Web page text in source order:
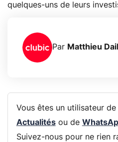
quelques-uns de leurs
Par Matthieu
Vous êtes un utilisateur de
Actualitésou de
Suivez-nous pour ne rien